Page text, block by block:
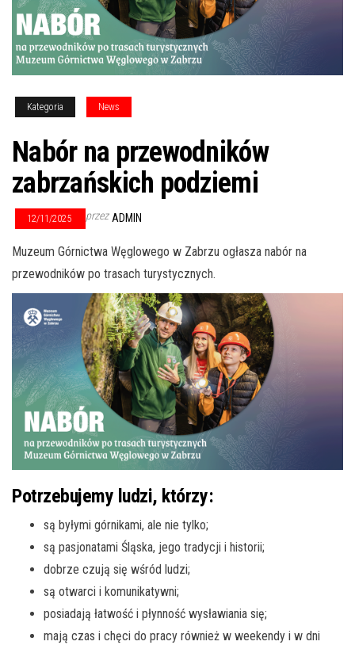
Kategoria News
Nabór na przewodników
zabrzańskich podziemi
12/11/2025 przez ADMIN
Muzeum Górnictwa Węglowego w Zabrzu ogłasza nabór na
przewodników po trasach turystycznych.
Potrzebujemy ludzi, którzy:
są byłymi górnikami, ale nie tylko;
są pasjonatami Śląska, jego tradycji i historii;
dobrze czują się wśród ludzi;
są otwarci i komunikatywni;
posiadają łatwość i płynność wysławiania się;
mają czas i chęci do pracy również w weekendy i w dni